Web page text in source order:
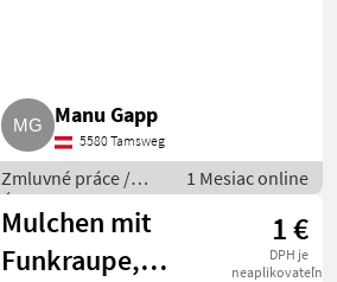
Manu Gapp
5580 Tamsweg
Zmluvné práce /
Údržba trávnatých
plôch
1 Mesiac online
Mulchen mit
Funkraupe,
1 €
DPH je
neaplikovateľné